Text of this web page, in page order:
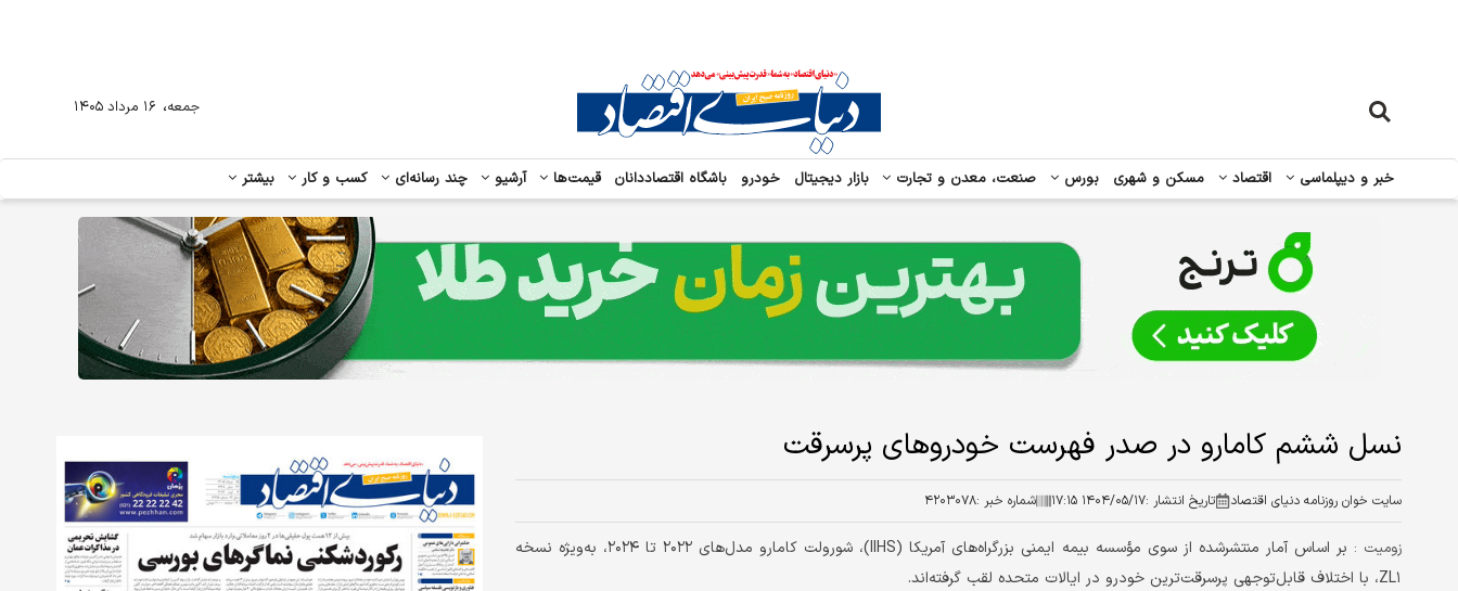
خبر و دیپلماسی اقتصاد مسکن و شهری بورس صنعت، معدن و تجارت بازار دیجیتال خودرو باشگاه اقتصاددانان قیمت‌ها آرشیو چند رسانه‌ای کسب و کار بیشتر
جمعه، ۱۶ مرداد ۱۴۰۵
نسل ششم کامارو در صدر فهرست خودروهای پرسرقت
سایت خوان روزنامه دنیای اقتصاد تاریخ انتشار :۱۴۰۴/۰۵/۱۷ ۱۷:۱۵ شماره خبر :۴۲۰۳۰۷۸
زومیت :
بر اساس آمار منتشرشده از سوی مؤسسه بیمه ایمنی بزرگراه‌های آمریکا (IIHS)، شورولت کامارو مدل‌های ۲۰۲۲ تا ۲۰۲۴، به‌ویژه نسخه
ZL۱، با اختلاف قابل‌توجهی پرسرقت‌ترین خودرو در ایالات متحده لقب گرفته‌اند.